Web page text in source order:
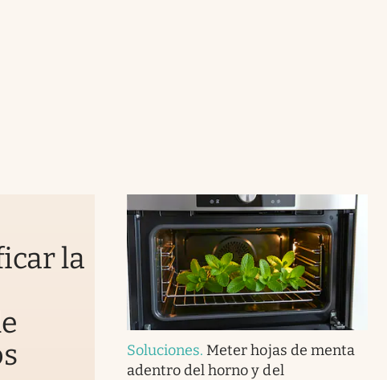
la
Soluciones. Meter hojas de menta
adentro del horno y del